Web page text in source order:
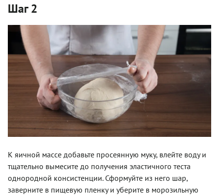
Шаг 2
К яичной массе добавьте просеянную муку, влейте воду и
тщательно вымесите до получения эластичного теста
однородной консистенции. Сформуйте из него шар,
заверните в пищевую пленку и уберите в морозильную